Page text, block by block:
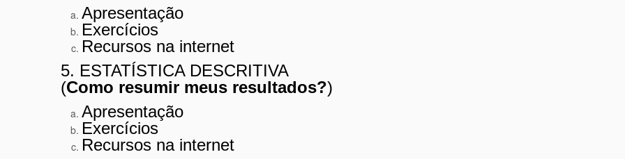
Apresentação
Exercícios
Recursos na internet
5. ESTATÍSTICA DESCRITIVA
(Como resumir meus resultados?)
Apresentação
Exercícios
Recursos na internet